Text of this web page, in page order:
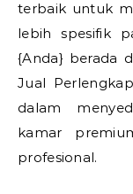
terbaik untuk
lebih spesifik
{Anda} berada
Jual
dalam
kamar
profesional.